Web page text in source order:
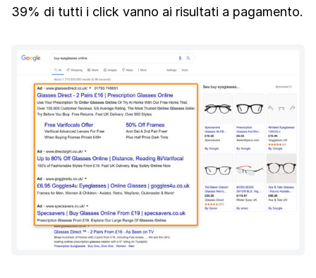
39% di tutti i click vanno ai risultati a pagamento.